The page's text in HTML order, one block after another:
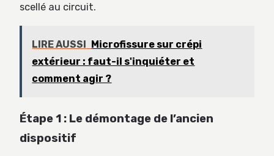
scellé au circuit.
LIRE AUSSI Microfissure sur crépi
extérieur : faut-il s'inquiéter et
comment agir ?
Étape 1 : Le démontage de l’ancien
dispositif